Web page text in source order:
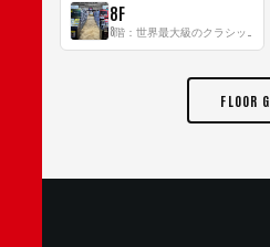
8F
FLOOR